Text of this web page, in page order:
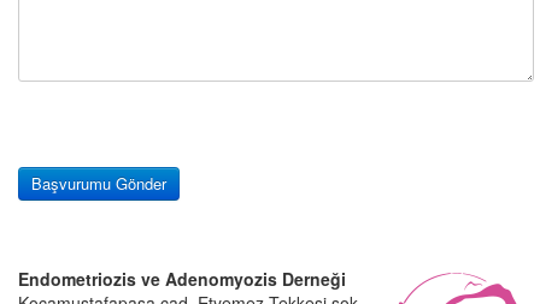
Başvurumu Gönder
Endometriozis ve Adenomyozis Derneği